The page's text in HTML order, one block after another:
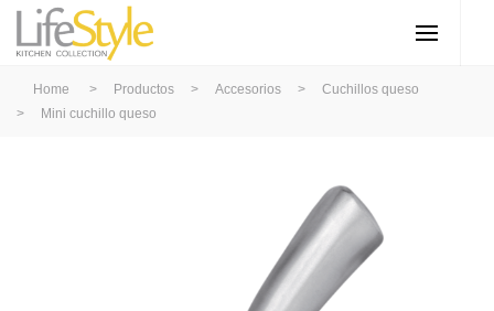
Home > Productos > Accesorios >
Cuchillos queso
>
Mini cuchillo queso